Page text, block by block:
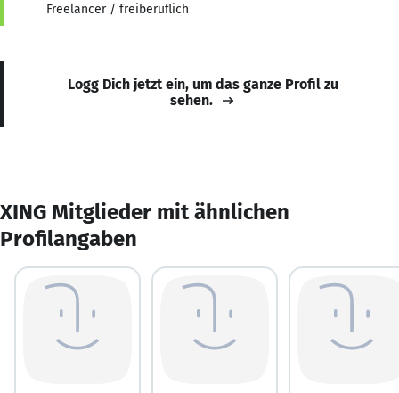
Freelancer / freiberuflich
Logg Dich jetzt ein, um das ganze Profil zu
sehen.
XING Mitglieder mit ähnlichen
Profilangaben